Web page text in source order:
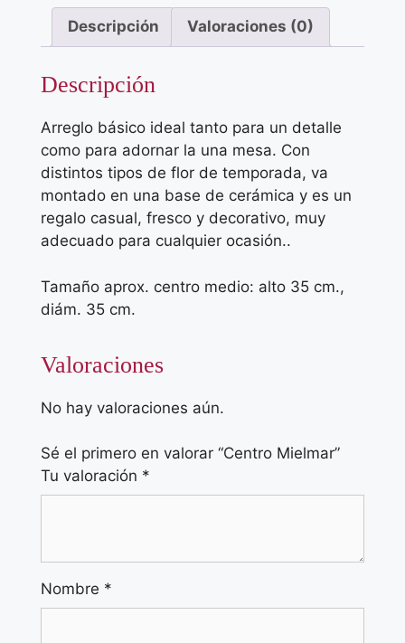
Descripción Valoraciones (0)
Descripción
Arreglo básico ideal tanto para un detalle
como para adornar la una mesa. Con
distintos tipos de flor de temporada, va
montado en una base de cerámica y es un
regalo casual, fresco y decorativo, muy
adecuado para cualquier ocasión..
Tamaño aprox. centro medio: alto 35 cm.,
diám. 35 cm.
Valoraciones
No hay valoraciones aún.
Sé el primero en valorar “Centro Mielmar”
Tu valoración *
Nombre *